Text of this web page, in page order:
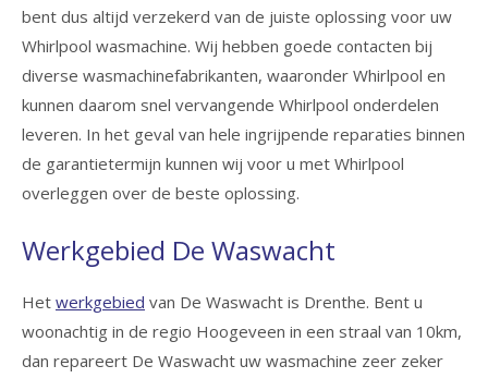
bent dus altijd verzekerd van de juiste oplossing voor uw
Whirlpool wasmachine. Wij hebben goede contacten bij
diverse wasmachinefabrikanten, waaronder Whirlpool en
kunnen daarom snel vervangende Whirlpool onderdelen
leveren. In het geval van hele ingrijpende reparaties binnen
de garantietermijn kunnen wij voor u met Whirlpool
overleggen over de beste oplossing.
Werkgebied De Waswacht
Het werkgebied van De Waswacht is Drenthe. Bent u
woonachtig in de regio Hoogeveen in een straal van 10km,
dan repareert De Waswacht uw wasmachine zeer zeker